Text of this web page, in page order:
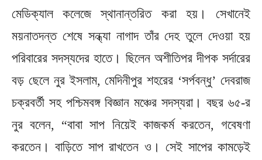
মেডিক্যাল কলেজে স্থানান্তরিত করা হয়। সেখানেই
ময়নাতদন্ত শেষে সন্ধ্যা নাগাদ তাঁর দেহ তুলে দেওয়া হয়
পরিবারের সদস্যদের হাতে। ছিলেন অশীতিপর দীপক সর্দারের
বড় ছেলে নুর ইসলাম, মেদিনীপুর শহরের ‘সর্পবন্ধু’ দেবরাজ
চক্রবর্তী সহ পশ্চিমবঙ্গ বিজ্ঞান মঞ্চের সদস্যরা। বছর ৬৫-র
নুর বলেন, “বাবা সাপ নিয়েই কাজকর্ম করতেন, গবেষণা
করতেন। বাড়িতে সাপ রাখতেন ও। সেই সাপের কামড়েই